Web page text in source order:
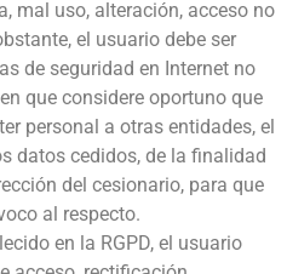
mal uso, alteración, acceso no
el usuario debe ser
de seguridad en Internet no
que considere oportuno que
personal a otras entidades, el
datos cedidos, de la finalidad
del cesionario, para que
al respecto.
en la RGPD, el usuario